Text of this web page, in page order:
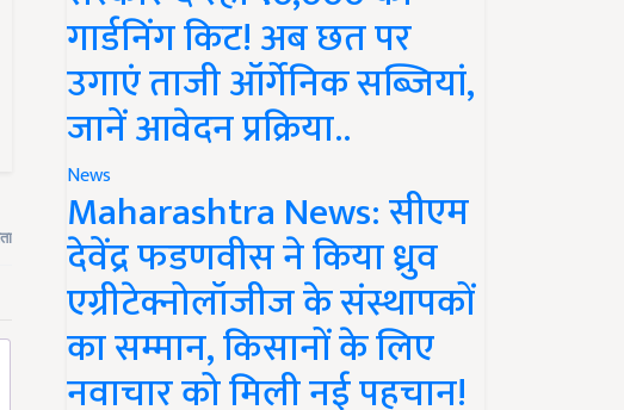
गार्डनिंग किट! अब छत पर
उगाएं ताजी ऑर्गेनिक सब्जियां,
जानें आवेदन प्रक्रिया..
News
Maharashtra News: सीएम
देवेंद्र फडणवीस ने किया ध्रुव
एग्रीटेक्नोलॉजीज के संस्थापकों
का सम्मान, किसानों के लिए
नवाचार को मिली नई पहचान!